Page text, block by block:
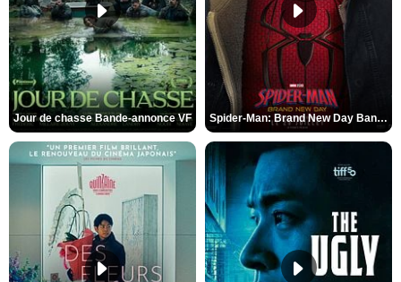
Jour de chasse Bande-annonce VF Spider-Man: Brand New Day Bande-annonce (3) VO STFR